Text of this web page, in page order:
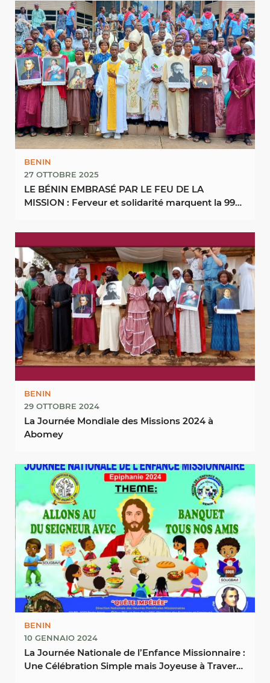
BENIN
27 OTTOBRE 2025
LE BÉNIN EMBRASÉ PAR LE FEU DE LA
MISSION : Ferveur et solidarité marquent la 99e
BENIN
29 OTTOBRE 2024
La Journée Mondiale des Missions 2024 à
Abomey
BENIN
10 GENNAIO 2024
La Journée Nationale de l’Enfance Missionnaire :
Une Célébration Simple mais Joyeuse à Travers